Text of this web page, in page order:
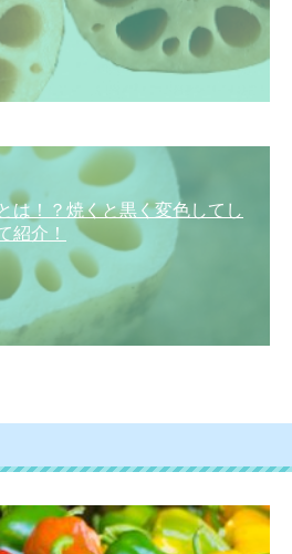
は！？焼くと黒く変色してし
紹介！